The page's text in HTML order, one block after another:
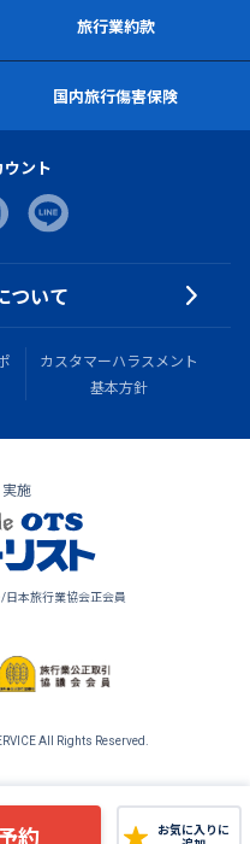
約
お気に入りに
旅行業約款
国内旅行傷害保険
ウント
ついて
カスタマーハラスメント
基本方針
施
本旅行業協会正会員
All Rights Reserved.